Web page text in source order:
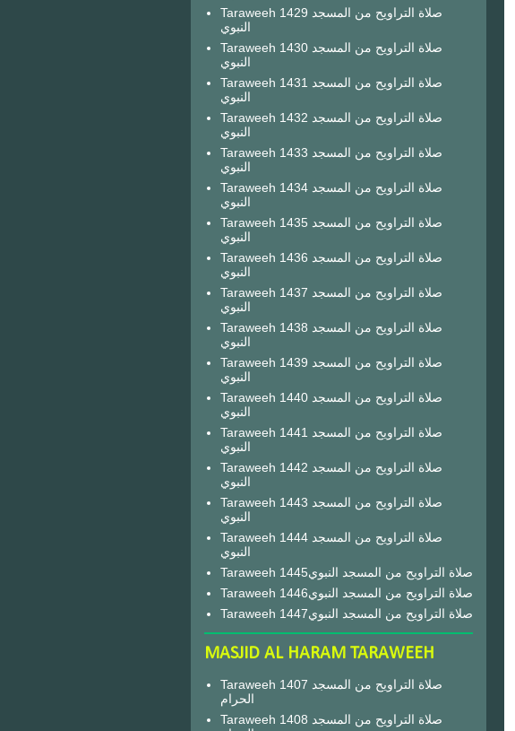
Taraweeh 1429 صلاة التراويح من المسجد
النبوي
Taraweeh 1430 صلاة التراويح من المسجد
النبوي
Taraweeh 1431 صلاة التراويح من المسجد
النبوي
Taraweeh 1432 صلاة التراويح من المسجد
النبوي
Taraweeh 1433 صلاة التراويح من المسجد
النبوي
Taraweeh 1434 صلاة التراويح من المسجد
النبوي
Taraweeh 1435 صلاة التراويح من المسجد
النبوي
Taraweeh 1436 صلاة التراويح من المسجد
النبوي
Taraweeh 1437 صلاة التراويح من المسجد
النبوي
Taraweeh 1438 صلاة التراويح من المسجد
النبوي
Taraweeh 1439 صلاة التراويح من المسجد
النبوي
Taraweeh 1440 صلاة التراويح من المسجد
النبوي
Taraweeh 1441 صلاة التراويح من المسجد
النبوي
Taraweeh 1442 صلاة التراويح من المسجد
النبوي
Taraweeh 1443 صلاة التراويح من المسجد
النبوي
Taraweeh 1444 صلاة التراويح من المسجد
النبوي
Taraweeh 1445صلاة التراويح من المسجد النبوي
Taraweeh 1446صلاة التراويح من المسجد النبوي
Taraweeh 1447صلاة التراويح من المسجد النبوي
MASJID AL HARAM TARAWEEH
Taraweeh 1407 صلاة التراويح من المسجد
الحرام
Taraweeh 1408 صلاة التراويح من المسجد